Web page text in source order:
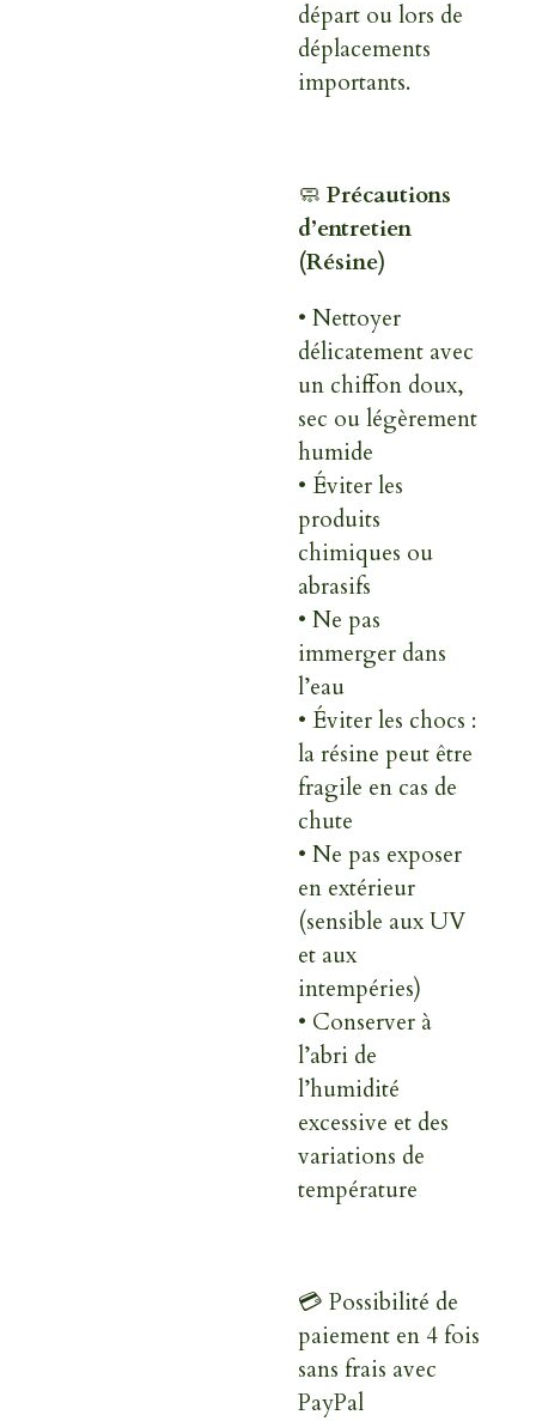
départ ou lors de
déplacements
importants.
🧼 Précautions
d’entretien
(Résine)
• Nettoyer
délicatement avec
un chiffon doux,
sec ou légèrement
humide
• Éviter les
produits
chimiques ou
abrasifs
• Ne pas
immerger dans
l’eau
• Éviter les chocs :
la résine peut être
fragile en cas de
chute
• Ne pas exposer
en extérieur
(sensible aux UV
et aux
intempéries)
• Conserver à
l’abri de
l’humidité
excessive et des
variations de
température
💳 Possibilité de
paiement en 4 fois
sans frais avec
PayPal